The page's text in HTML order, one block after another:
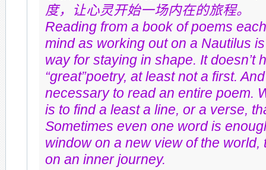
度，让心灵开始一场内在的旅程。
Reading from a book of poems
mind as working out on a Nautilus
way for staying in shape. It doesn’t
“great”poetry, at least not a first.
necessary to read an entire poem.
is to find a least a line, or a verse,
Sometimes even one word is
window on a new view of the world,
on an inner journey.